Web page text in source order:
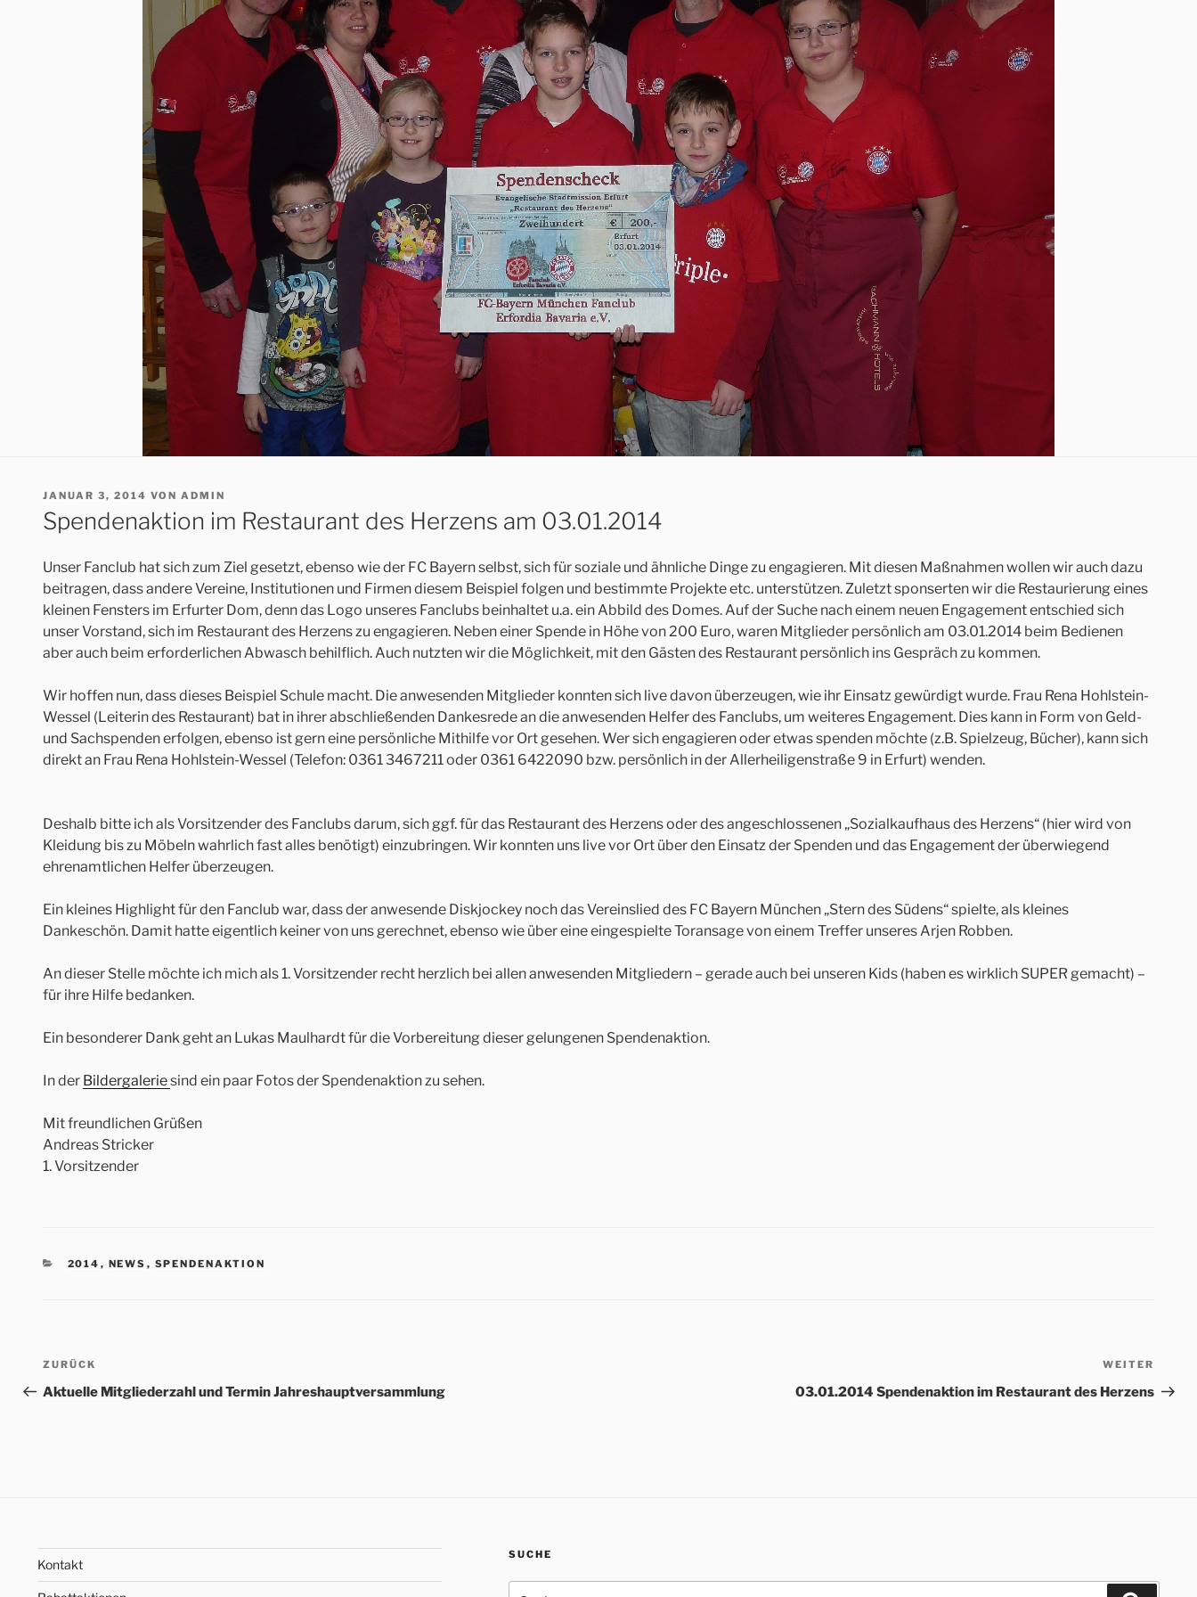
VERÖFFENTLICHT
AM
JANUAR 3, 2014 VON ADMIN
Spendenaktion im Restaurant des Herzens am 03.01.2014
Unser Fanclub hat sich zum Ziel gesetzt, ebenso wie der FC Bayern selbst, sich für soziale und ähnliche Dinge zu engagieren. Mit diesen Maßnahmen wollen wir auch dazu
beitragen, dass andere Vereine, Institutionen und Firmen diesem Beispiel folgen und bestimmte Projekte etc. unterstützen. Zuletzt sponserten wir die Restaurierung eines
kleinen Fensters im Erfurter Dom, denn das Logo unseres Fanclubs beinhaltet u.a. ein Abbild des Domes. Auf der Suche nach einem neuen Engagement entschied sich
unser Vorstand, sich im Restaurant des Herzens zu engagieren. Neben einer Spende in Höhe von 200 Euro, waren Mitglieder persönlich am 03.01.2014 beim Bedienen
aber auch beim erforderlichen Abwasch behilflich. Auch nutzten wir die Möglichkeit, mit den Gästen des Restaurant persönlich ins Gespräch zu kommen.
Wir hoffen nun, dass dieses Beispiel Schule macht. Die anwesenden Mitglieder konnten sich live davon überzeugen, wie ihr Einsatz gewürdigt wurde. Frau Rena Hohlstein-
Wessel (Leiterin des Restaurant) bat in ihrer abschließenden Dankesrede an die anwesenden Helfer des Fanclubs, um weiteres Engagement. Dies kann in Form von Geld-
und Sachspenden erfolgen, ebenso ist gern eine persönliche Mithilfe vor Ort gesehen. Wer sich engagieren oder etwas spenden möchte (z.B. Spielzeug, Bücher), kann sich
direkt an Frau Rena Hohlstein-Wessel (Telefon: 0361 3467211 oder 0361 6422090 bzw. persönlich in der Allerheiligenstraße 9 in Erfurt) wenden.
Deshalb bitte ich als Vorsitzender des Fanclubs darum, sich ggf. für das Restaurant des Herzens oder des angeschlossenen „Sozialkaufhaus des Herzens“ (hier wird von
Kleidung bis zu Möbeln wahrlich fast alles benötigt) einzubringen. Wir konnten uns live vor Ort über den Einsatz der Spenden und das Engagement der überwiegend
ehrenamtlichen Helfer überzeugen.
Ein kleines Highlight für den Fanclub war, dass der anwesende Diskjockey noch das Vereinslied des FC Bayern München „Stern des Südens“ spielte, als kleines
Dankeschön. Damit hatte eigentlich keiner von uns gerechnet, ebenso wie über eine eingespielte Toransage von einem Treffer unseres Arjen Robben.
An dieser Stelle möchte ich mich als 1. Vorsitzender recht herzlich bei allen anwesenden Mitgliedern – gerade auch bei unseren Kids (haben es wirklich SUPER gemacht) –
für ihre Hilfe bedanken.
Ein besonderer Dank geht an Lukas Maulhardt für die Vorbereitung dieser gelungenen Spendenaktion.
In der Bildergaleriesind ein paar Fotos der Spendenaktion zu sehen.
Mit freundlichen Grüßen
Andreas Stricker
1. Vorsitzender
KATEGORIEN
2014 , NEWS , SPENDENAKTION
Beitrags-
Navigation
Vorheriger
Beitrag
ZURÜCK
Aktuelle Mitgliederzahl und Termin Jahreshauptversammlung
WEITER
03.01.2014 Spendenaktion im Restaurant des Herzens
Kontakt
SUCHE